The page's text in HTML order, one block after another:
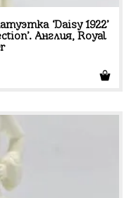
‘Daisy 1922’
Англия, Royal